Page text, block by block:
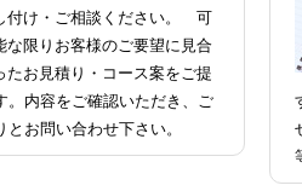
付け・ご相談ください。 可
な限りお客様のご要望に見合
たお見積り・コース案をご提
。内容をご確認いただき、ご
お問い合わせ下さい。